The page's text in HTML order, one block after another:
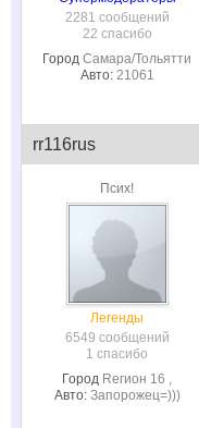
2281 сообщений
22 спасибо
Город Самара/Тольятти
Авто: 21061
rr116rus
Псих!
Легенды
6549 сообщений
1 спасибо
Город Rегион 16 ,
Авто: Запорожец=)))